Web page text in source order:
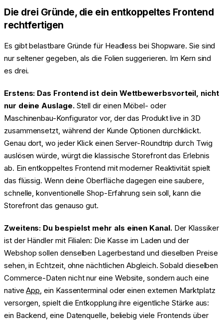
Die drei Gründe, die ein entkoppeltes Frontend
rechtfertigen
Es gibt belastbare Gründe für Headless bei Shopware. Sie sind
nur seltener gegeben, als die Folien suggerieren. Im Kern sind
es drei.
Erstens: Das Frontend ist dein Wettbewerbsvorteil, nicht
nur deine Auslage.Stell dir einen Möbel- oder
Maschinenbau-Konfigurator vor, der das Produkt live in 3D
zusammensetzt, während der Kunde Optionen durchklickt.
Genau dort, wo jeder Klick einen Server-Roundtrip durch Twig
auslösen würde, würgt die klassische Storefront das Erlebnis
ab. Ein entkoppeltes Frontend mit moderner Reaktivität spielt
das flüssig. Wenn deine Oberfläche dagegen eine saubere,
schnelle, konventionelle Shop-Erfahrung sein soll, kann die
Storefront das genauso gut.
Zweitens: Du bespielst mehr als einen Kanal.Der Klassiker
ist der Händler mit Filialen: Die Kasse im Laden und der
Webshop sollen denselben Lagerbestand und dieselben Preise
sehen, in Echtzeit, ohne nächtlichen Abgleich. Sobald dieselben
Commerce-Daten nicht nur eine Website, sondern auch eine
nativeApp, ein Kassenterminal oder einen externen Marktplatz
versorgen, spielt die Entkopplung ihre eigentliche Stärke aus:
ein Backend, eine Datenquelle, beliebig viele Frontends über